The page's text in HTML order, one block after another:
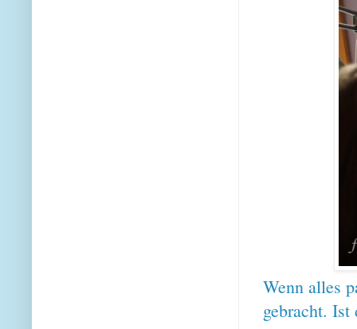
Wenn alles
gebracht.